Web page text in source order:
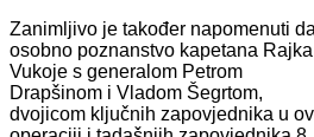
Zanimljivo je također napomenuti da
osobno poznanstvo kapetana Rajka
Vukoje s generalom Petrom
Drapšinom i Vladom Šegrtom,
dvojicom ključnih zapovjednika u